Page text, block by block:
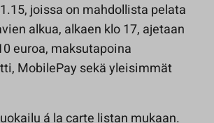
joissa on mahdollista pelata
alkua, alkaen klo 17, ajetaan
euroa, maksutapoina
MobilePay sekä yleisimmät
á la carte listan mukaan.